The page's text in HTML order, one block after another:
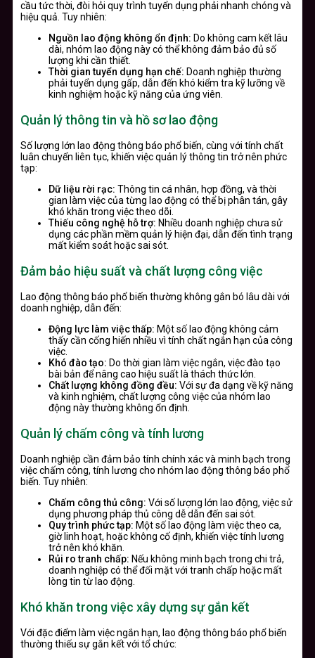
cầu tức thời, đòi hỏi quy trình tuyển dụng phải nhanh chóng và
hiệu quả. Tuy nhiên:
Nguồn lao động không ổn định: Do không cam kết lâu
dài, nhóm lao động này có thể không đảm bảo đủ số
lượng khi cần thiết.
Thời gian tuyển dụng hạn chế: Doanh nghiệp thường
phải tuyển dụng gấp, dẫn đến khó kiểm tra kỹ lưỡng về
kinh nghiệm hoặc kỹ năng của ứng viên.
Quản lý thông tin và hồ sơ lao động
Số lượng lớn lao động thông báo phổ biến, cùng với tính chất
luân chuyển liên tục, khiến việc quản lý thông tin trở nên phức
tạp:
Dữ liệu rời rạc: Thông tin cá nhân, hợp đồng, và thời
gian làm việc của từng lao động có thể bị phân tán, gây
khó khăn trong việc theo dõi.
Thiếu công nghệ hỗ trợ: Nhiều doanh nghiệp chưa sử
dụng các phần mềm quản lý hiện đại, dẫn đến tình trạng
mất kiểm soát hoặc sai sót.
Đảm bảo hiệu suất và chất lượng công việc
Lao động thông báo phổ biến thường không gắn bó lâu dài với
doanh nghiệp, dẫn đến:
Động lực làm việc thấp: Một số lao động không cảm
thấy cần cống hiến nhiều vì tính chất ngắn hạn của công
việc.
Khó đào tạo: Do thời gian làm việc ngắn, việc đào tạo
bài bản để nâng cao hiệu suất là thách thức lớn.
Chất lượng không đồng đều: Với sự đa dạng về kỹ năng
và kinh nghiệm, chất lượng công việc của nhóm lao
động này thường không ổn định.
Quản lý chấm công và tính lương
Doanh nghiệp cần đảm bảo tính chính xác và minh bạch trong
việc chấm công, tính lương cho nhóm lao động thông báo phổ
biến. Tuy nhiên:
Chấm công thủ công: Với số lượng lớn lao động, việc sử
dụng phương pháp thủ công dễ dẫn đến sai sót.
Quy trình phức tạp: Một số lao động làm việc theo ca,
giờ linh hoạt, hoặc không cố định, khiến việc tính lương
trở nên khó khăn.
Rủi ro tranh chấp: Nếu không minh bạch trong chi trả,
doanh nghiệp có thể đối mặt với tranh chấp hoặc mất
lòng tin từ lao động.
Khó khăn trong việc xây dựng sự gắn kết
Với đặc điểm làm việc ngắn hạn, lao động thông báo phổ biến
thường thiếu sự gắn kết với tổ chức: